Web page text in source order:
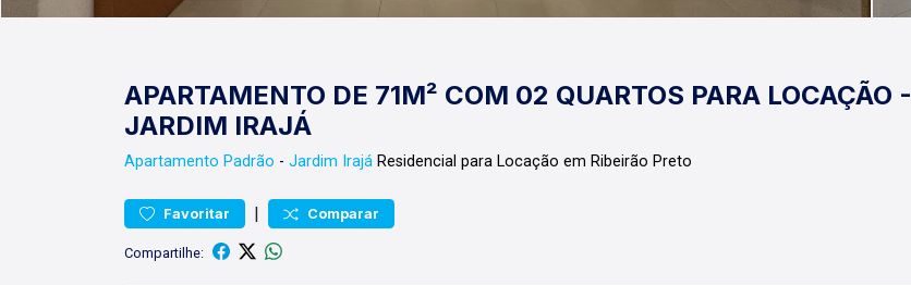
APARTAMENTO DE 71M² COM 02 QUARTOS PARA LOCAÇÃO -
JARDIM IRAJÁ
Apartamento Padrão - Jardim Irajá Residencial para Locação em Ribeirão Preto
Favoritar | Comparar
Compartilhe: